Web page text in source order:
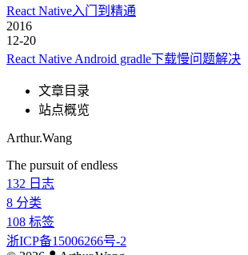
React Native入门到精通
2016
12-20
React Native Android gradle下载慢问题解决
文章目录
站点概览
Arthur.Wang
The pursuit of endless
132 日志
8 分类
108 标签
浙ICP备15006266号-2